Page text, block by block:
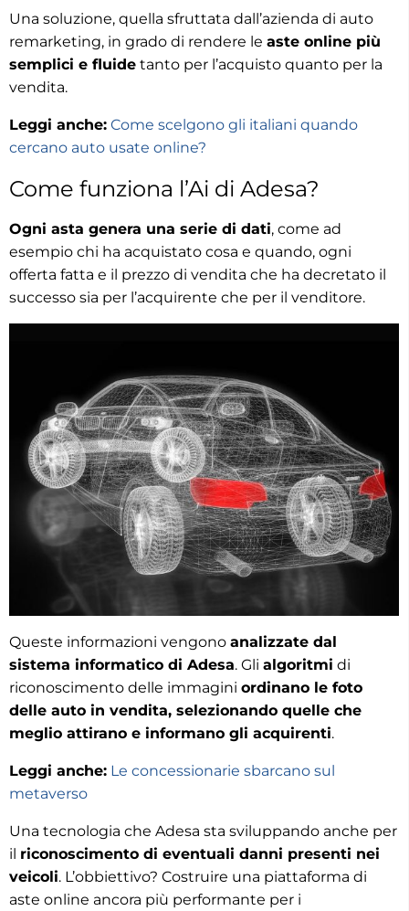
Una soluzione, quella sfruttata dall’azienda di auto
remarketing, in grado di rendere le aste online più
semplici e fluide tanto per l’acquisto quanto per la
vendita.
Leggi anche: Come scelgono gli italiani quando
cercano auto usate online?
Come funziona l’Ai di Adesa?
Ogni asta genera una serie di dati, come ad
esempio chi ha acquistato cosa e quando, ogni
offerta fatta e il prezzo di vendita che ha decretato il
successo sia per l’acquirente che per il venditore.
Queste informazioni vengono analizzate dal
sistema informatico di Adesa. Gli algoritmi di
riconoscimento delle immagini ordinano le foto
delle auto in vendita, selezionando quelle che
meglio attirano e informano gli acquirenti.
Leggi anche: Le concessionarie sbarcano sul
metaverso
Una tecnologia che Adesa sta sviluppando anche per
il riconoscimento di eventuali danni presenti nei
veicoli. L’obbiettivo? Costruire una piattaforma di
aste online ancora più performante per i